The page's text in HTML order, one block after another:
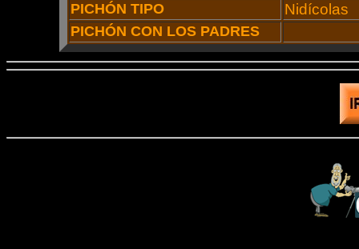
PICHÓN TIPO
Nidícolas
PICHÓN CON LOS PADRES